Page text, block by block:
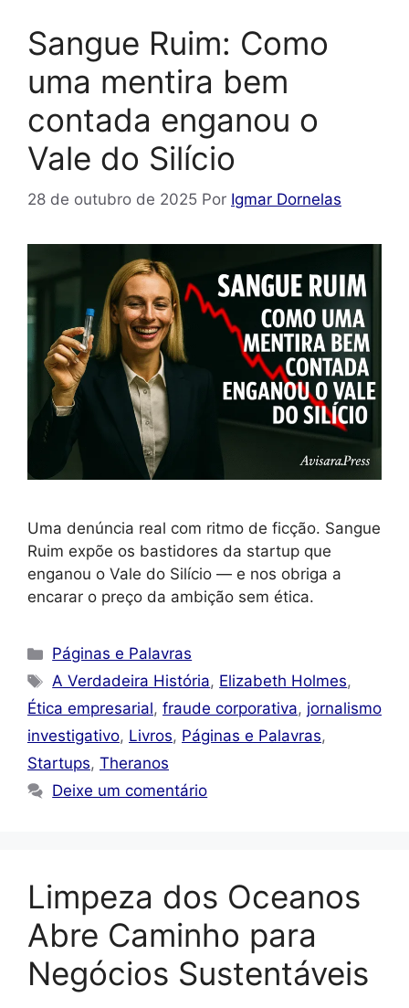
Sangue Ruim: Como
uma mentira bem
contada enganou o
Vale do Silício
28 de outubro de 2025 Por Igmar Dornelas
Uma denúncia real com ritmo de ficção. Sangue
Ruim expõe os bastidores da startup que
enganou o Vale do Silício — e nos obriga a
encarar o preço da ambição sem ética.
Categorias
Páginas e Palavras
Tags
A Verdadeira História, Elizabeth Holmes,
Ética empresarial, fraude corporativa, jornalismo
investigativo, Livros, Páginas e Palavras,
Startups, Theranos
Deixe um comentário
Limpeza dos Oceanos
Abre Caminho para
Negócios Sustentáveis